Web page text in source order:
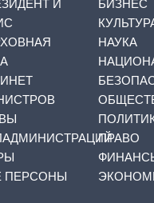
И
ПЕРСОНЫ
БИЗНЕС
НАУКА
ПРАВО